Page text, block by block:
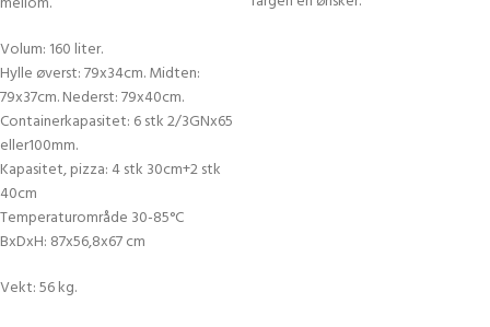
Volum: 160 liter.
Hylle øverst: 79x34cm. Midten:
79x37cm. Nederst: 79x40cm.
Containerkapasitet: 6 stk 2/3GNx65
eller100mm.
Kapasitet, pizza: 4 stk 30cm+2 stk
40cm
Temperaturområde 30-85°C
BxDxH: 87x56,8x67 cm
Vekt: 56 kg.